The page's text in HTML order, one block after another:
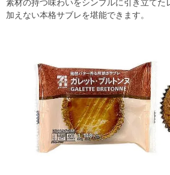
素材の持つ味わいをシンプルに引き立てた
加えない本格サブレを堪能できます。